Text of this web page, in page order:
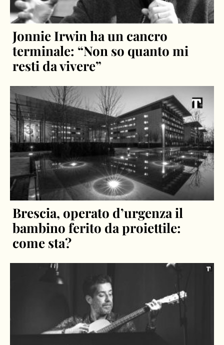
Jonnie Irwin ha un cancro
terminale: “Non so quanto mi
resti da vivere”
Brescia, operato d’urgenza il
bambino ferito da proiettile:
come sta?